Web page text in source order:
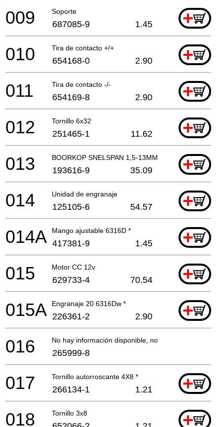
Soporte +
009 687085-9 1.45
Tira de contacto +/+ +
010 654168-0 2.90
Tira de contacto -/- +
011 654169-8 2.90
Tornillo 6x32 +
012 251465-1 11.62
BOORKOP SNELSPAN 1,5-13MM +
013 193616-9 35.09
Unidad de engranaje +
014 125105-6 54.57
Mango ajustable 6316D * +
014A 417381-9 1.45
Motor CC 12v +
015 629733-4 70.54
Engranaje 20 6316Dw * +
015A 226361-2 2.90
No hay información disponible, no se puede pedir
016 265999-8
Tornillo autorroscante 4X8 * +
017 266134-1 1.21
Tornillo 3x8 +
018